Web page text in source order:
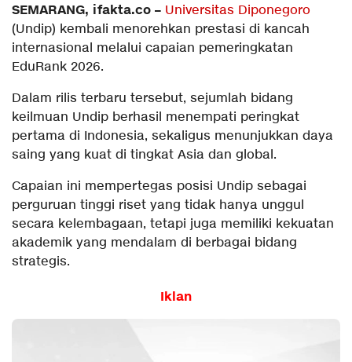
SEMARANG, ifakta.co – Universitas Diponegoro
(Undip) kembali menorehkan prestasi di kancah
internasional melalui capaian pemeringkatan
EduRank 2026.
Dalam rilis terbaru tersebut, sejumlah bidang
keilmuan Undip berhasil menempati peringkat
pertama di Indonesia, sekaligus menunjukkan daya
saing yang kuat di tingkat Asia dan global.
Capaian ini mempertegas posisi Undip sebagai
perguruan tinggi riset yang tidak hanya unggul
secara kelembagaan, tetapi juga memiliki kekuatan
akademik yang mendalam di berbagai bidang
strategis.
Iklan